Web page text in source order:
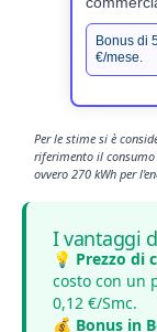
Bonus di
€/mese.
Per le stime si è
riferimento il
ovvero 270 kWh per
I vantaggi
💡 Prezzo di
costo con un
0,12 €/Smc.
💰 Bonus in